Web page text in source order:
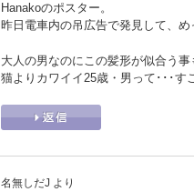
Hanakoのポスター。
昨日電車内の吊広告で発見して、め
大人の男なのにこの髪形が似合う事
猫よりカワイイ25歳・男って･･･す
名無しだJ より